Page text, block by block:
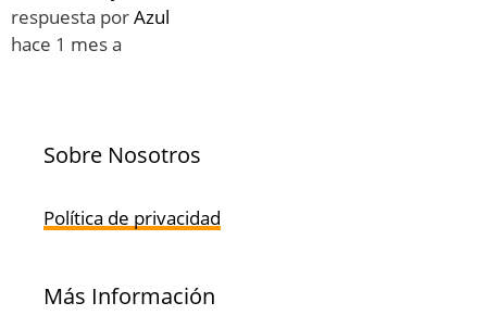
respuesta porAzul
hace 1 mes a
Sobre Nosotros
Política de privacidad
Más Información